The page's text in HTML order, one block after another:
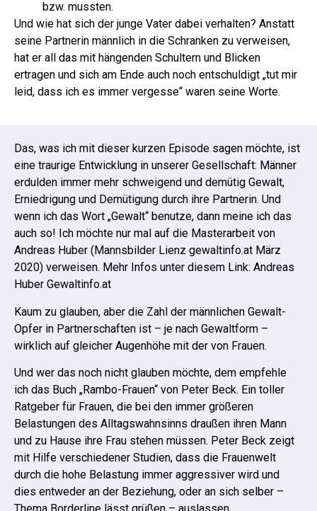
bzw. mussten.
Und wie hat sich der junge Vater dabei verhalten? Anstatt
seine Partnerin männlich in die Schranken zu verweisen,
hat er all das mit hängenden Schultern und Blicken
ertragen und sich am Ende auch noch entschuldigt „tut mir
leid, dass ich es immer vergesse“ waren seine Worte.
Das, was ich mit dieser kurzen Episode sagen möchte, ist
eine traurige Entwicklung in unserer Gesellschaft: Männer
erdulden immer mehr schweigend und demütig Gewalt,
Erniedrigung und Demütigung durch ihre Partnerin. Und
wenn ich das Wort „Gewalt“ benutze, dann meine ich das
auch so! Ich möchte nur mal auf die Masterarbeit von
Andreas Huber (Mannsbilder Lienz gewaltinfo.at März
2020) verweisen. Mehr Infos unter diesem Link: Andreas
Huber Gewaltinfo.at
Kaum zu glauben, aber die Zahl der männlichen Gewalt-
Opfer in Partnerschaften ist – je nach Gewaltform –
wirklich auf gleicher Augenhöhe mit der von Frauen.
Und wer das noch nicht glauben möchte, dem empfehle
ich das Buch „Rambo-Frauen“ von Peter Beck. Ein toller
Ratgeber für Frauen, die bei den immer größeren
Belastungen des Alltagswahnsinns draußen ihren Mann
und zu Hause ihre Frau stehen müssen. Peter Beck zeigt
mit Hilfe verschiedener Studien, dass die Frauenwelt
durch die hohe Belastung immer aggressiver wird und
dies entweder an der Beziehung, oder an sich selber –